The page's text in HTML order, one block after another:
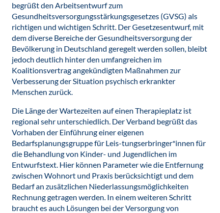
begrüßt den Arbeitsentwurf zum
Gesundheitsversorgungsstärkungsgesetzes (GVSG) als
richtigen und wichtigen Schritt. Der Gesetzesentwurf, mit
dem diverse Bereiche der Gesundheitsversorgung der
Bevölkerung in Deutschland geregelt werden sollen, bleibt
jedoch deutlich hinter den umfangreichen im
Koalitionsvertrag angekündigten Maßnahmen zur
Verbesserung der Situation psychisch erkrankter
Menschen zurück.
Die Länge der Wartezeiten auf einen Therapieplatz ist
regional sehr unterschiedlich. Der Verband begrüßt das
Vorhaben der Einführung einer eigenen
Bedarfsplanungsgruppe für Leis-tungserbringer*innen für
die Behandlung von Kinder- und Jugendlichen im
Entwurfstext. Hier können Parameter wie die Entfernung
zwischen Wohnort und Praxis berücksichtigt und dem
Bedarf an zusätzlichen Niederlassungsmöglichkeiten
Rechnung getragen werden. In einem weiteren Schritt
braucht es auch Lösungen bei der Versorgung von